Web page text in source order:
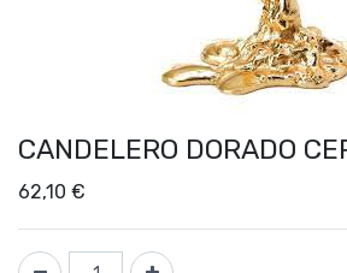
CANDELERO DORADO
62,10 €